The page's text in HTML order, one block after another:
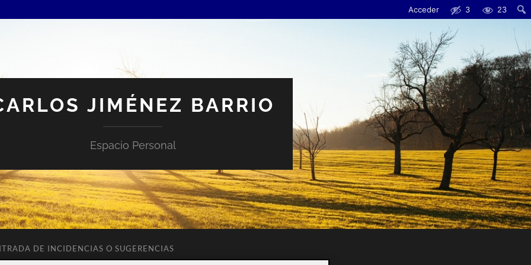
Acceder 3
23
JIMÉNEZ BARRIO
Espacio Personal
DE INCIDENCIAS O SUGERENCIAS